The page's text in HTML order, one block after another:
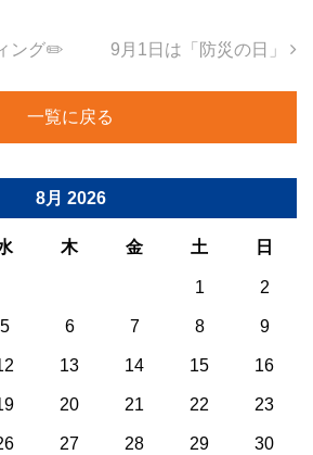
ング✏️
9月1日は「防災の日」
一覧に戻る
8月 2026
木 金 土 日
1 2
5 6 7 8 9
13 14 15 16
20 21 22 23
27 28 29 30